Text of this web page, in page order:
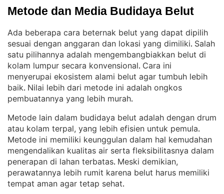
Metode dan Media Budidaya Belut
Ada beberapa cara beternak belut yang dapat dipilih
sesuai dengan anggaran dan lokasi yang dimiliki. Salah
satu pilihannya adalah mengembangbiakkan belut di
kolam lumpur secara konvensional. Cara ini
menyerupai ekosistem alami belut agar tumbuh lebih
baik. Nilai lebih dari metode ini adalah ongkos
pembuatannya yang lebih murah.
Metode lain dalam budidaya belut adalah dengan drum
atau kolam terpal, yang lebih efisien untuk pemula
Metode ini memiliki keunggulan dalam hal kemudahan
mengendalikan kualitas air serta fleksibilitasnya dalam
penerapan di lahan terbatas. Meski demikian,
perawatannya lebih rumit karena belut harus memiliki
tempat aman agar tetap sehat.